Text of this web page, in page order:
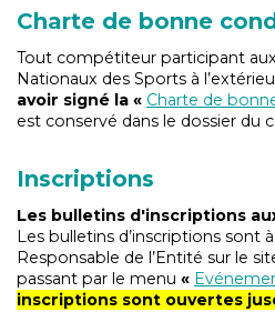
Charte de bonne
Tout compétiteur participant
Nationaux des Sports à
avoir signé la « Charte de
est conservé dans le dossier du
Inscriptions
Les bulletins d'inscriptions
Les bulletins d’inscriptions sont
Responsable de l’Entité sur le
passant par le menu «
inscriptions sont ouvertes